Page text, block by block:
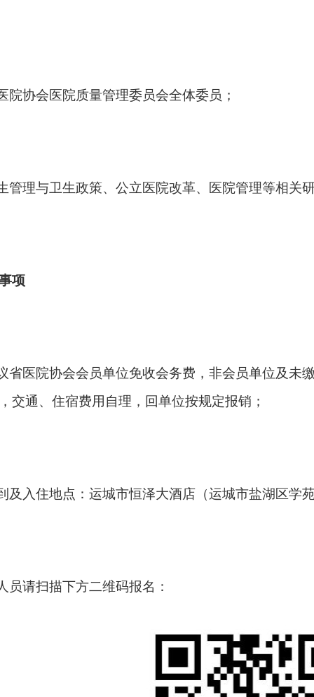
院协会医院质量管理委员会全体委员；
管理与卫生政策、公立医院改革、医院管理等相关
项
省医院协会会员单位免收会务费，非会员单位及未
交通、住宿费用自理，回单位按规定报销；
及入住地点：运城市恒泽大酒店（运城市盐湖区学
员请扫描下方二维码报名：